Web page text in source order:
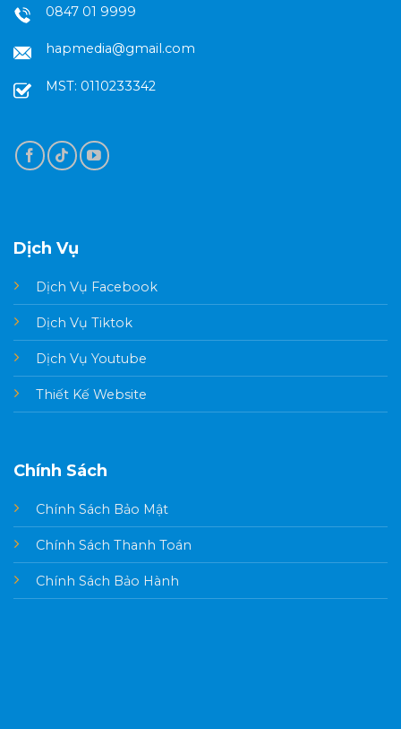
0847 01 9999
hapmedia@gmail.com
MST: 0110233342
Dịch Vụ
Dịch Vụ Facebook
Dịch Vụ Tiktok
Dịch Vụ Youtube
Thiết Kế Website
Chính Sách
Chính Sách Bảo Mật
Chính Sách Thanh Toán
Chính Sách Bảo Hành